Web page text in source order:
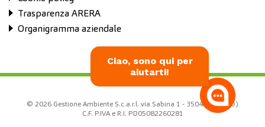
Trasparenza ARERA
Organigramma aziendale
© 2026 Gestione Ambiente S.c.a.r.l. via Sabina 1 - 35042 Este (PD)
C.F. P.IVA e R.I. PD05082260281
Ciao, sono qui per
aiutarti!